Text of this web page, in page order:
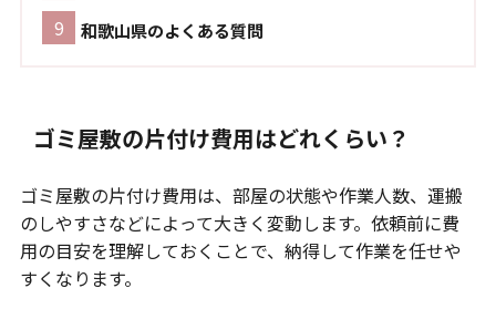
和歌山県のよくある質問
ゴミ屋敷の片付け費用はどれくらい？
ゴミ屋敷の片付け費用は、部屋の状態や作業人数、運搬
のしやすさなどによって大きく変動します。依頼前に費
用の目安を理解しておくことで、納得して作業を任せや
すくなります。